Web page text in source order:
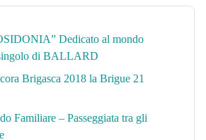
Dedicato al mondo
di BALLARD
Brigasca 2018 la Brigue 21
Familiare – Passeggiata tra gli